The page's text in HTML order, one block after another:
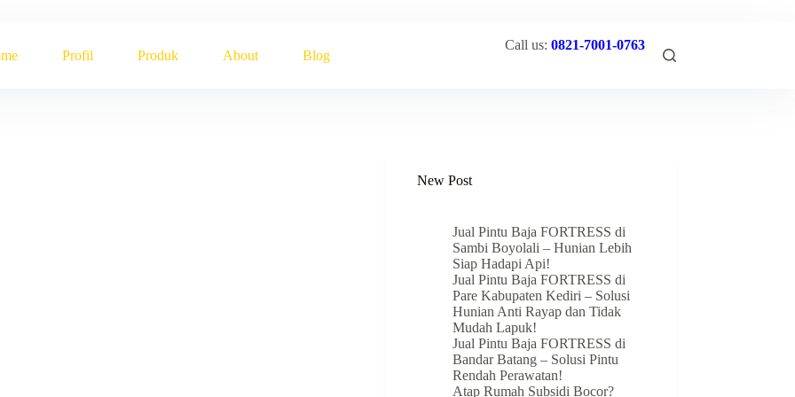
Profil Produk About Blog
Call us: 0821-7001-0763
New Post
Jual Pintu Baja FORTRESS di
Sambi Boyolali – Hunian Lebih
Siap Hadapi Api!
Jual Pintu Baja FORTRESS di
Pare Kabupaten Kediri – Solusi
Hunian Anti Rayap dan Tidak
Mudah Lapuk!
Jual Pintu Baja FORTRESS di
Bandar Batang – Solusi Pintu
Rendah Perawatan!
Atap Rumah Subsidi Bocor?